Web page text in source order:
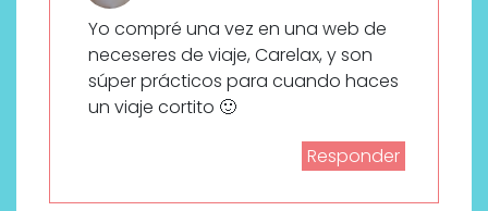
Yo compré una vez en una web de
neceseres de viaje, Carelax, y son
súper prácticos para cuando haces
un viaje cortito 🙂
Responder